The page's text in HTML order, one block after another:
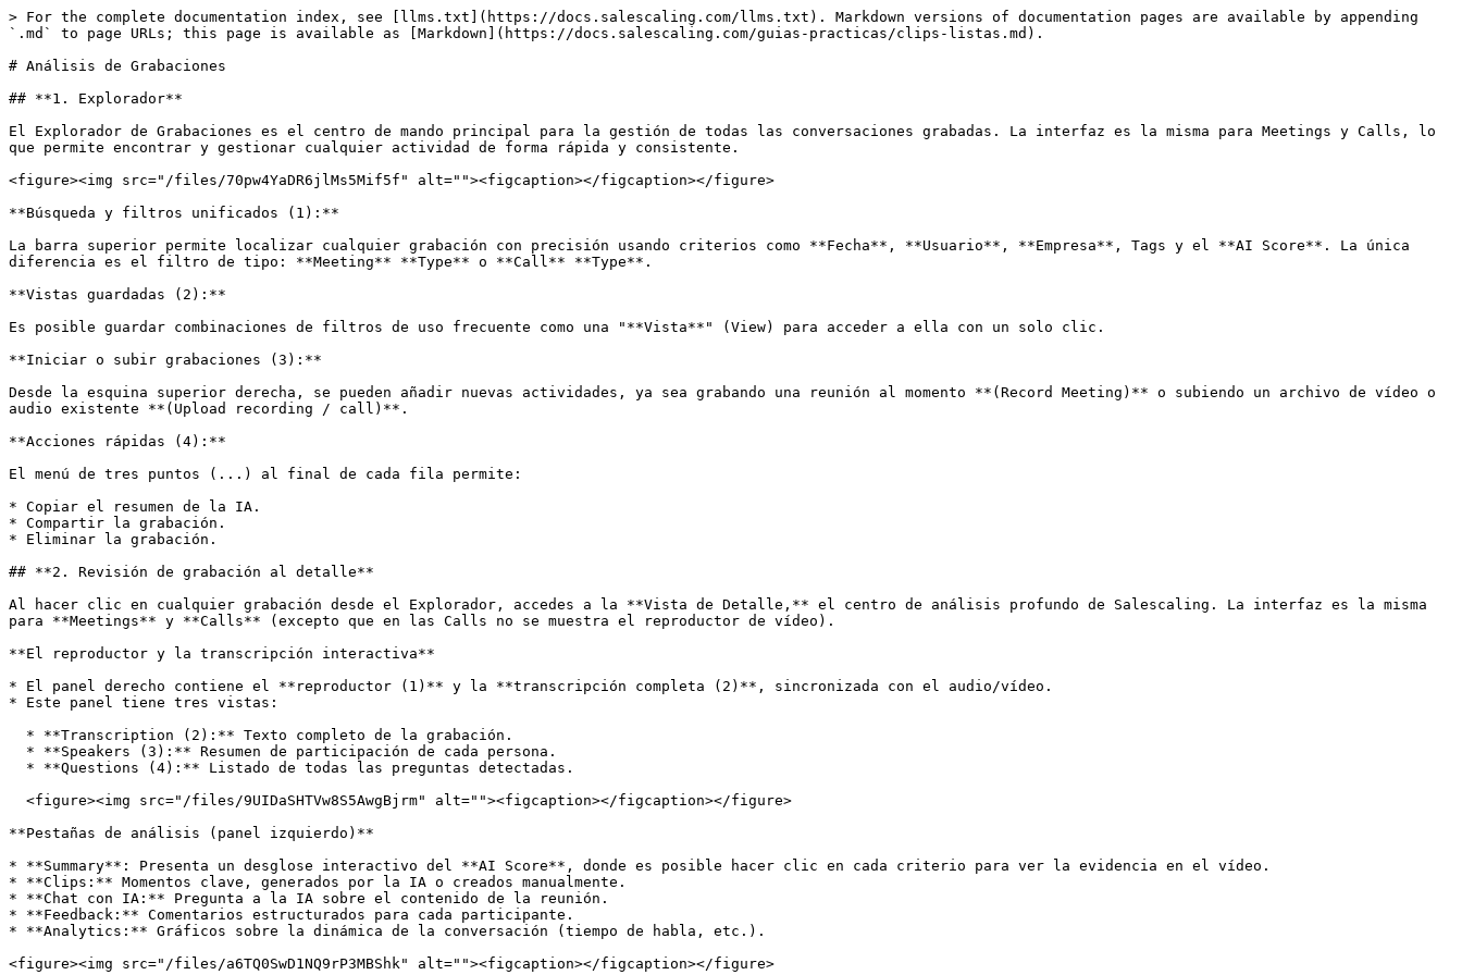
> For the complete documentation index, see [llms.txt](https://docs.salescaling.com/llms.txt). Markdown versions of documentation pages are available by appending
`.md` to page URLs; this page is available as [Markdown](https://docs.salescaling.com/guias-practicas/clips-listas.md).
# Análisis de Grabaciones
## **1. Explorador**
El Explorador de Grabaciones es el centro de mando principal para la gestión de todas las conversaciones grabadas. La interfaz es la misma para Meetings y Calls, lo
que permite encontrar y gestionar cualquier actividad de forma rápida y consistente.
<figure><img src="/files/70pw4YaDR6jlMs5Mif5f" alt=""><figcaption></figcaption></figure>
**Búsqueda y filtros unificados (1):**
La barra superior permite localizar cualquier grabación con precisión usando criterios como **Fecha**, **Usuario**, **Empresa**, Tags y el **AI Score**. La única
diferencia es el filtro de tipo: **Meeting** **Type** o **Call** **Type**.
**Vistas guardadas (2):**
Es posible guardar combinaciones de filtros de uso frecuente como una "**Vista**" (View) para acceder a ella con un solo clic.
**Iniciar o subir grabaciones (3):**
Desde la esquina superior derecha, se pueden añadir nuevas actividades, ya sea grabando una reunión al momento **(Record Meeting)** o subiendo un archivo de vídeo o
audio existente **(Upload recording / call)**.
**Acciones rápidas (4):**
El menú de tres puntos (...) al final de cada fila permite:
* Copiar el resumen de la IA.
* Compartir la grabación.
* Eliminar la grabación.
## **2. Revisión de grabación al detalle**
Al hacer clic en cualquier grabación desde el Explorador, accedes a la **Vista de Detalle,** el centro de análisis profundo de Salescaling. La interfaz es la misma
para **Meetings** y **Calls** (excepto que en las Calls no se muestra el reproductor de vídeo).
**El reproductor y la transcripción interactiva**
* El panel derecho contiene el **reproductor (1)** y la **transcripción completa (2)**, sincronizada con el audio/vídeo.
* Este panel tiene tres vistas:
**Pestañas de análisis (panel izquierdo)**
* **Summary**: Presenta un desglose interactivo del **AI Score**, donde es posible hacer clic en cada criterio para ver la evidencia en el vídeo.
* **Clips:** Momentos clave, generados por la IA o creados manualmente.
* **Chat con IA:** Pregunta a la IA sobre el contenido de la reunión.
* **Feedback:** Comentarios estructurados para cada participante.
* **Analytics:** Gráficos sobre la dinámica de la conversación (tiempo de habla, etc.).
<figure><img src="/files/a6TQ0SwD1NQ9rP3MBShk" alt=""><figcaption></figcaption></figure>